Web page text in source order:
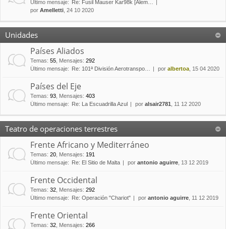
Último mensaje:
Re: Fusil Mauser Kar98k [Alem…
por Amelletti , 24 10 2020
Unidades
Países Aliados
Temas: 55 Mensajes: 292
Último mensaje:
Re: 101ª División Aerotranspo… por albertoa , 15 04 2020
Países del Eje
Temas: 93 Mensajes: 403
Último mensaje:
Re: La Escuadrilla Azul por alsair2781 , 11 12 2020
Teatro de operaciones terrestres
Frente Africano y Mediterráneo
Temas: 20 Mensajes: 191
Último mensaje:
Re: El Sitio de Malta por antonio aguirre , 13 12 2019
Frente Occidental
Temas: 32 Mensajes: 292
Último mensaje:
Re: Operación "Chariot" por antonio aguirre , 11 12 2019
Frente Oriental
Temas: 32 Mensajes: 266